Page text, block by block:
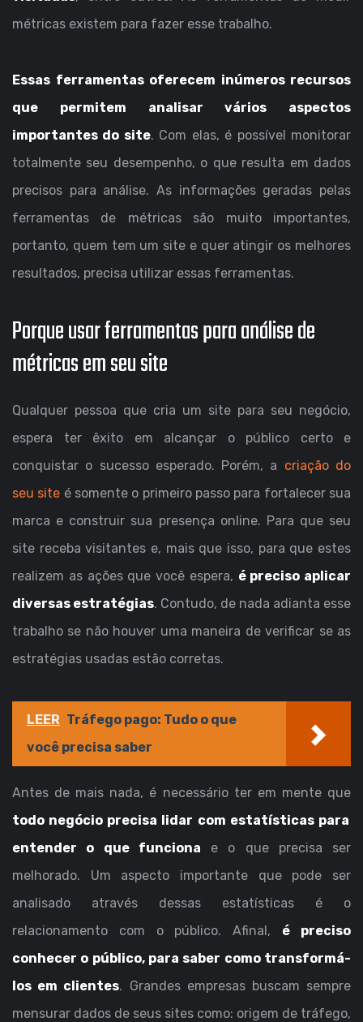
métricas existem para fazer esse trabalho.
Essas ferramentas oferecem inúmeros recursos
que permitem analisar vários aspectos
importantes do site. Com elas, é possível monitorar
totalmente seu desempenho, o que resulta em dados
precisos para análise. As informações geradas pelas
ferramentas de métricas são muito importantes,
portanto, quem tem um site e quer atingir os melhores
resultados, precisa utilizar essas ferramentas.
Porque usar ferramentas para análise de
métricas em seu site
Qualquer pessoa que cria um site para seu negócio,
espera ter êxito em alcançar o público certo e
conquistar o sucesso esperado. Porém, a criação do
seu site é somente o primeiro passo para fortalecer sua
marca e construir sua presença online. Para que seu
site receba visitantes e, mais que isso, para que estes
realizem as ações que você espera, é preciso aplicar
diversas estratégias. Contudo, de nada adianta esse
trabalho se não houver uma maneira de verificar se as
estratégias usadas estão corretas.
LEER Tráfego pago: Tudo o que
você precisa saber
Antes de mais nada, é necessário ter em mente que
todo negócio precisa lidar com estatísticas para
entender o que funciona e o que precisa ser
melhorado. Um aspecto importante que pode ser
analisado através dessas estatísticas é o
relacionamento com o público. Afinal, é preciso
conhecer o público, para saber como transformá-
los em clientes. Grandes empresas buscam sempre
mensurar dados de seus sites como: origem de tráfego,